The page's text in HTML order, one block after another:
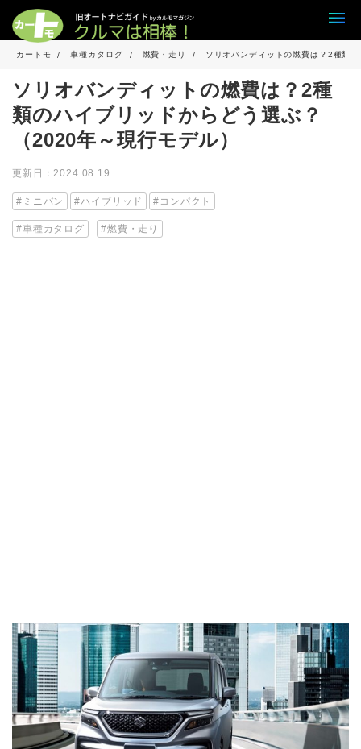
カートモ 車種カタログ 燃費・走り ソリオバンディットの燃費は？2種類
ソリオバンディットの燃費は？2種
類のハイブリッドからどう選ぶ？
（2020年～現行モデル）
更新日：2024.08.19
ミニバン ハイブリッド コンパクト
車種カタログ 燃費・走り